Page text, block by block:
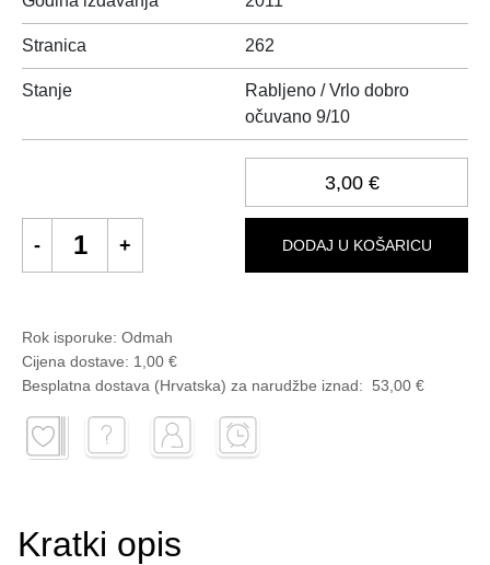
Stranica 262
Stanje
Rabljeno / Vrlo dobro
očuvano 9/10
3,00 €
DODAJ U KOŠARICU
Rok isporuke: Odmah
Cijena dostave: 1,00 €
Besplatna dostava (Hrvatska) za narudžbe iznad: 53,00 €
Kratki opis